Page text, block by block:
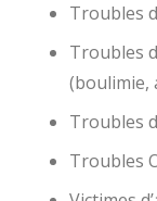
Troubles
Troubles
(boulimie,
Troubles
Troubles